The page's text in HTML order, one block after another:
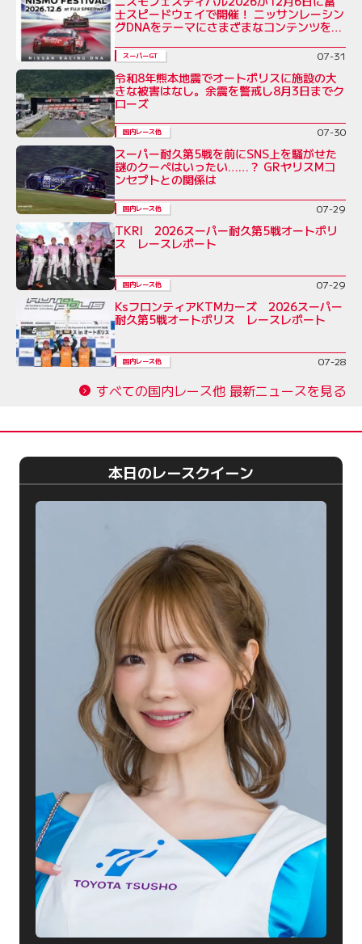
士スピードウェイで開催！ ニッサンレーシン
グDNAをテーマにさまざまなコンテンツを展
スーパーGT 07-31
令和8年熊本地震でオートポリスに施設の大
きな被害はなし。余震を警戒し8月3日までク
ローズ
国内レース他 07-30
スーパー耐久第5戦を前にSNS上を騒がせた
謎のクーペはいったい……？ GRヤリスMコ
ンセプトとの関係は
国内レース他 07-29
TKRI 2026スーパー耐久第5戦オートポリ
ス レースレポート
国内レース他 07-29
KsフロンティアKTMカーズ 2026スーパー
耐久第5戦オートポリス レースレポート
国内レース他 07-28
すべての国内レース他 最新ニュースを見る
本日のレースクイーン